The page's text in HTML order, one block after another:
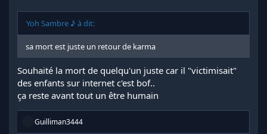
Yoh Sambre ♪ à dit:
sa mort est juste un retour de karma
Souhaité la mort de quelqu'un juste car il "victimisait"
des enfants sur internet c'est bof..
ça reste avant tout un être humain
R
Guilliman3444